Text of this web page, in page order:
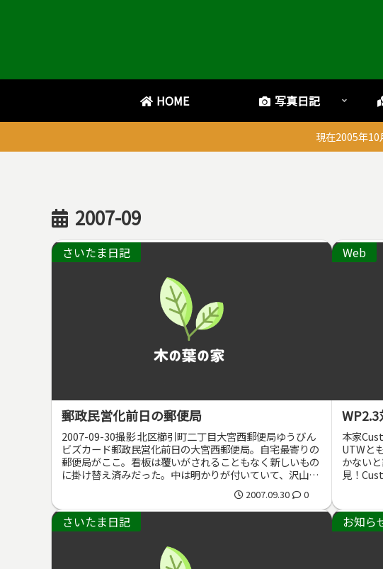
HOME 写真日記
現在2005年10
2007-09
さいたま日記
郵政民営化前日の郵便局
2007-09-30撮影 北区櫛引町二丁目大宮西郵便局ゆうびん
ビズカード郵政民営化前日の大宮西郵便局。自宅最寄りの
郵便局がここ。看板は覆いがされることもなく新しいもの
に掛け替え済みだった。中は明かりが付いていて、沢山の
2007.09.30 0
Web
WP2.3
本家
UTWと
かない
見！
さいたま日記 お知ら